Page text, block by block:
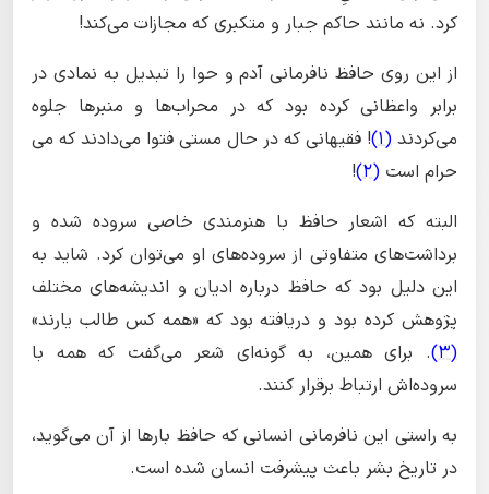
کرد. نه مانند حاکم جبار و متکبری که مجازات می‌کند!
از این روی حافظ نافرمانی آدم و حوا را تبدیل به نمادی در
برابر واعظانی کرده بود که در محراب‌ها و منبرها جلوه
می‌کردند (1) ! فقیهانی که در حال مستی فتوا می‌دادند که می
حرام است (2)
!
البته که اشعار حافظ با هنرمندی خاصی سروده شده و
برداشت‌های متفاوتی از سروده‌های او می‌توان کرد. شاید به
این دلیل بود که حافظ درباره ادیان و اندیشه‌های مختلف
پژوهش کرده بود و دریافته بود که «همه کس طالب یارند»
(3)
. برای همین، به گونه‌ای شعر می‌گفت که همه با
سروده‌اش ارتباط برقرار کنند.
به راستی این نافرمانی انسانی که حافظ بارها از آن می‌گوید،
در تاریخ بشر باعث پیشرفت انسان شده است.